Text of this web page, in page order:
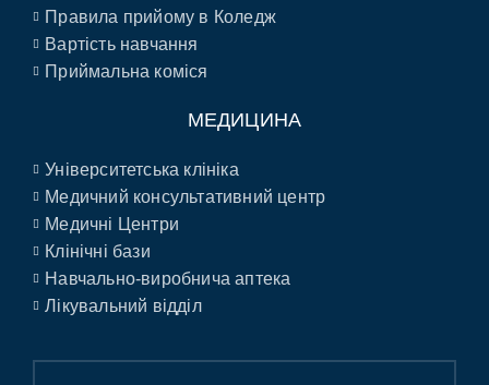
Правила прийому в Коледж
Вартість навчання
Приймальна коміся
МЕДИЦИНА
Університетська клініка
Медичний консультативний центр
Медичні Центри
Клінічні бази
Навчально-виробнича аптека
Лікувальний відділ